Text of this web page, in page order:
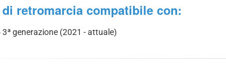
di retromarcia compatibile con:
generazione (2021 - attuale)